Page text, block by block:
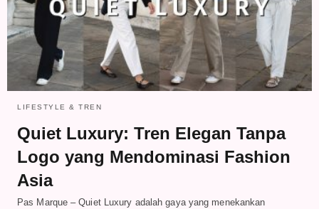
LIFESTYLE & TREN
Quiet Luxury: Tren Elegan Tanpa
Logo yang Mendominasi Fashion
Asia
Pas Marque – Quiet Luxury adalah gaya yang menekankan